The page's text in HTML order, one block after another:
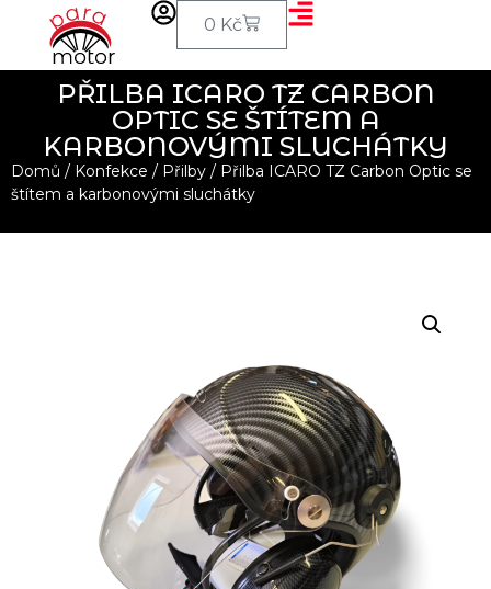
0 Kč
PŘILBA ICARO TZ CARBON
OPTIC SE ŠTÍTEM A
KARBONOVÝMI SLUCHÁTKY
Domů / Konfekce / Přilby / Přilba ICARO TZ Carbon Optic se
štítem a karbonovými sluchátky